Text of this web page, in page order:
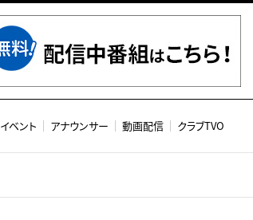
イベント アナウンサー 動画配信 クラブTVO